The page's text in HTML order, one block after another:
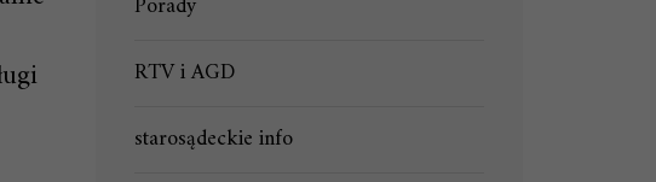
RTV i AGD
starosądeckie info